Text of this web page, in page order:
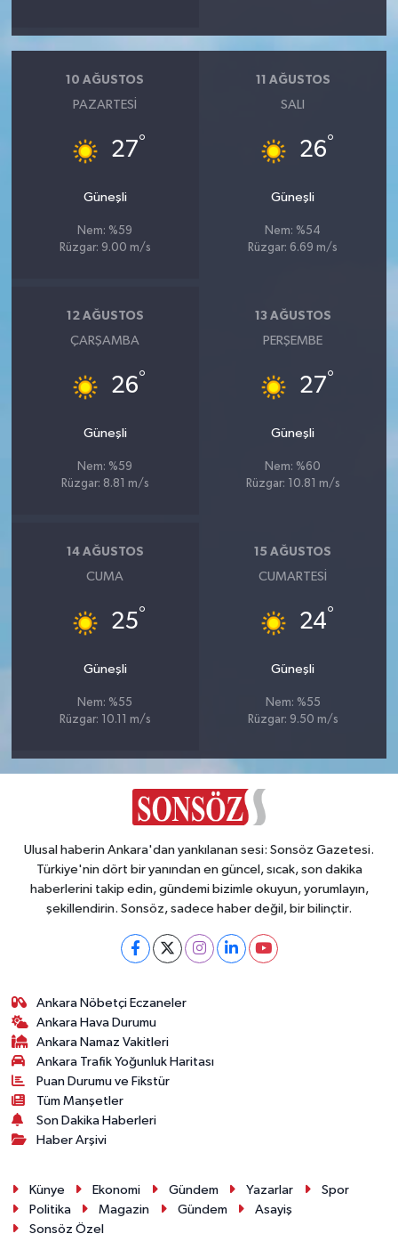
10 AĞUSTOS
PAZARTESI
27°
Güneşli
Nem: %59
Rüzgar: 9.00 m/s
11 AĞUSTOS
SALI
26°
Güneşli
Nem: %54
Rüzgar: 6.69 m/s
12 AĞUSTOS
ÇARŞAMBA
26°
Güneşli
Nem: %59
Rüzgar: 8.81 m/s
13 AĞUSTOS
PERŞEMBE
27°
Güneşli
Nem: %60
Rüzgar: 10.81 m/s
14 AĞUSTOS
CUMA
25°
Güneşli
Nem: %55
Rüzgar: 10.11 m/s
15 AĞUSTOS
CUMARTESI
24°
Güneşli
Nem: %55
Rüzgar: 9.50 m/s
Ulusal haberin Ankara'dan yankılanan sesi: Sonsöz Gazetesi.
Türkiye'nin dört bir yanından en güncel, sıcak, son dakika
haberlerini takip edin, gündemi bizimle okuyun, yorumlayın,
şekillendirin. Sonsöz, sadece haber değil, bir bilinçtir.
Ankara Nöbetçi Eczaneler
Ankara Hava Durumu
Ankara Namaz Vakitleri
Ankara Trafik Yoğunluk Haritası
Puan Durumu ve Fikstür
Tüm Manşetler
Son Dakika Haberleri
Haber Arşivi
Künye Ekonomi Gündem Yazarlar
Spor
Politika
Magazin Gündem
Asayiş
Sonsöz Özel
Vasıta
Yaşam